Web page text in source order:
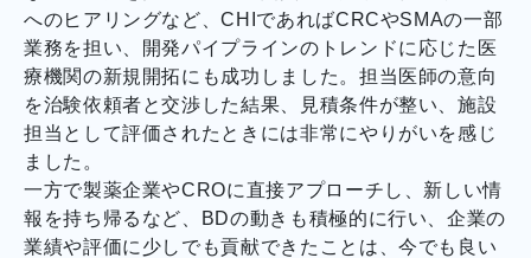
へのヒアリングなど、CHIであればCRCやSMAの一部
業務を担い、開発パイプラインのトレンドに応じた医
療機関の新規開拓にも成功しました。担当医師の意向
を治験依頼者と交渉した結果、見積条件が整い、施設
担当として評価されたときには非常にやりがいを感じ
ました。
一方で製薬企業やCROに直接アプローチし、新しい情
報を持ち帰るなど、BDの動きも積極的に行い、企業の
業績や評価に少しでも貢献できたことは、今でも良い